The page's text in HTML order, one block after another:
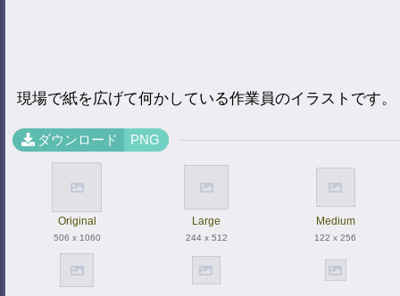
現場で紙を広げて何かしている作業員のイラストです。
ダウンロード PNG
Original
506 x 1060
Large
244 x 512
Medium
122 x 256